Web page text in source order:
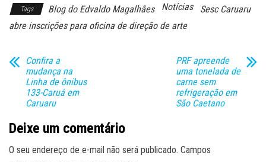
Tags Blog do Edvaldo Magalhães Notícias
Sesc Caruaru
abre inscrições para oficina de direção de arte
Confira a
mudança na
Linha de ônibus
133-Caruá em
Caruaru
PRF apreende
uma tonelada de
carne sem
refrigeração em
São Caetano
Deixe um comentário
O seu endereço de e-mail não será publicado. Campos